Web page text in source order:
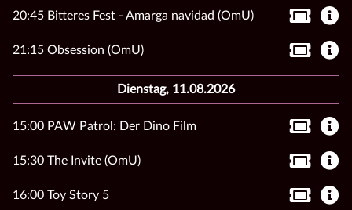
20:45 Bitteres Fest - Amarga navidad (OmU)
21:15 Obsession (OmU)
Dienstag, 11.08.2026
15:00 PAW Patrol: Der Dino Film
15:30 The Invite (OmU)
16:00 Toy Story 5